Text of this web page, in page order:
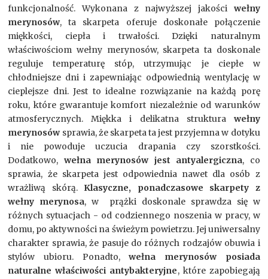
funkcjonalność. Wykonana z najwyższej jakości wełny
merynosów, ta skarpeta oferuje doskonałe połączenie
miękkości, ciepła i trwałości. Dzięki naturalnym
właściwościom wełny merynosów, skarpeta ta doskonale
reguluje temperaturę stóp, utrzymując je ciepłe w
chłodniejsze dni i zapewniając odpowiednią wentylację w
cieplejsze dni. Jest to idealne rozwiązanie na każdą porę
roku, które gwarantuje komfort niezależnie od warunków
atmosferycznych. Miękka i delikatna struktura wełny
merynosówsprawia, że skarpeta ta jest przyjemna w dotyku
i nie powoduje uczucia drapania czy szorstkości.
Dodatkowo, wełna merynosów jest antyalergiczna, co
sprawia, że skarpeta jest odpowiednia nawet dla osób z
wrażliwą skórą. Klasyczne, ponadczasowe skarpety z
wełny merynosa, w prążki doskonale sprawdza się w
różnych sytuacjach - od codziennego noszenia w pracy, w
domu, po aktywności na świeżym powietrzu. Jej uniwersalny
charakter sprawia, że pasuje do różnych rodzajów obuwia i
stylów ubioru. Ponadto,wełna merynosów posiada
naturalne właściwości antybakteryjne, które zapobiegają